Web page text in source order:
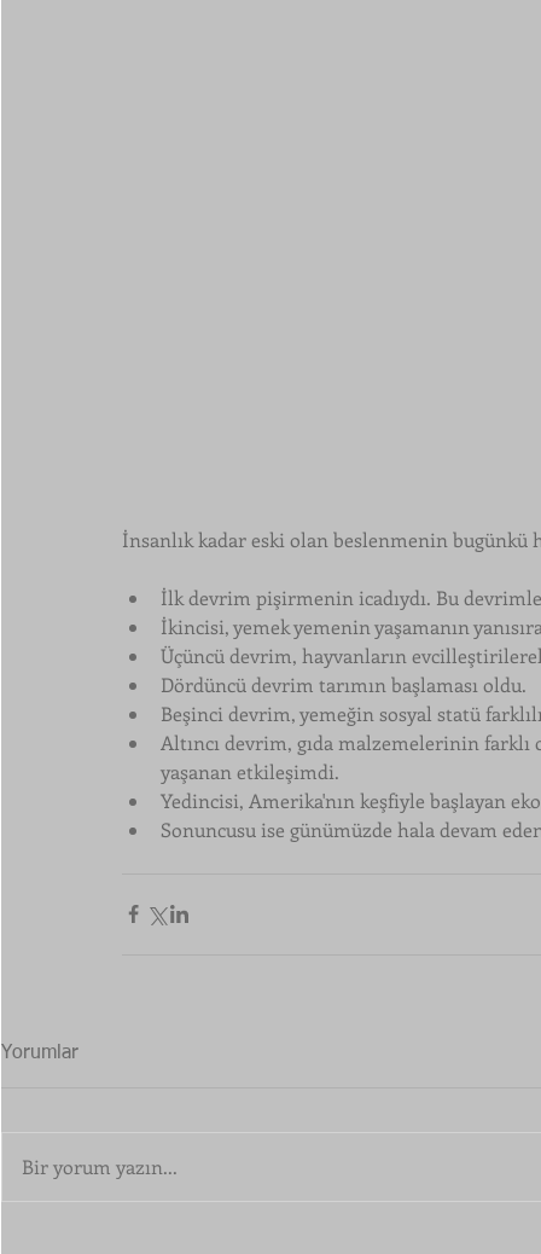
İnsanlık kadar eski olan beslenmenin bugünkü
İlk devrim pişirmenin icadıydı. Bu
İkincisi, yemek yemenin yaşamanın
Üçüncü devrim, hayvanların
Dördüncü devrim tarımın başlaması oldu.
Beşinci devrim, yemeğin sosyal statü
Altıncı devrim, gıda malzemelerinin
yaşanan etkileşimdi.
Yedincisi, Amerika'nın keşfiyle başlayan
Sonuncusu ise günümüzde hala devam
Yorumlar
Bir yorum yazın...